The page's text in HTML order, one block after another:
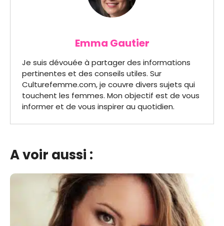
Emma Gautier
Je suis dévouée à partager des informations
pertinentes et des conseils utiles. Sur
Culturefemme.com, je couvre divers sujets qui
touchent les femmes. Mon objectif est de vous
informer et de vous inspirer au quotidien.
A voir aussi :